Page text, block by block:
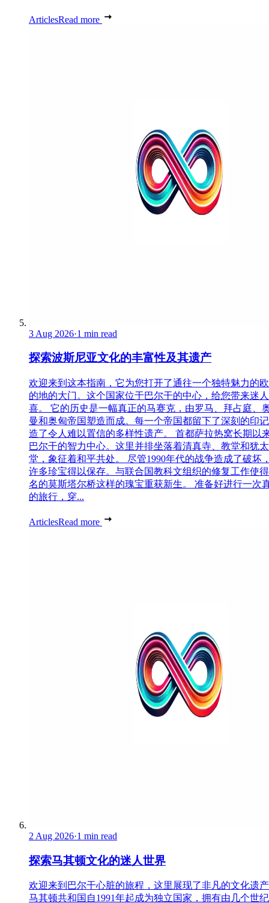
ArticlesRead more
3 Aug 2026·1 min read
探索波斯尼亚文化的丰富性及其遗产
欢迎来到这本指南，它为您打开了通往一个独特魅力的
的地的大门。这个国家位于巴尔干的中心，给您带来迷
喜。 它的历史是一幅真正的马赛克，由罗马、拜占庭、
曼和奥匈帝国塑造而成。每一个帝国都留下了深刻的印
造了令人难以置信的多样性遗产。 首都萨拉热窝长期以
巴尔干的智力中心。这里并排坐落着清真寺、教堂和犹
堂，象征着和平共处。 尽管1990年代的战争造成了破坏
许多珍宝得以保存。与联合国教科文组织的修复工作使
名的莫斯塔尔桥这样的瑰宝重获新生。 准备好进行一次
的旅行，穿...
ArticlesRead more
2 Aug 2026·1 min read
探索马其顿文化的迷人世界
欢迎来到巴尔干心脏的旅程，这里展现了非凡的文化遗
马其顿共和国自1991年起成为独立国家，拥有由几个世